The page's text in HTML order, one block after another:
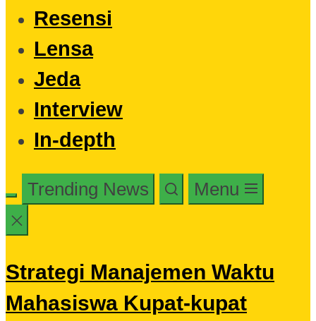
Resensi
Lensa
Jeda
Interview
In-depth
Trending News Menu
Strategi Manajemen Waktu
Mahasiswa Kupat-kupat